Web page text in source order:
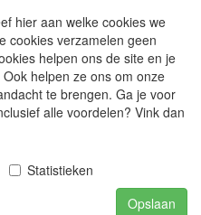
Chamber of Commerce
hier aan welke cookies we
cookies verzamelen geen
helpen ons de site en je
helpen ze ons om onze
te brengen. Ga je voor
alle voordelen? Vink dan
Statistieken
Opslaan